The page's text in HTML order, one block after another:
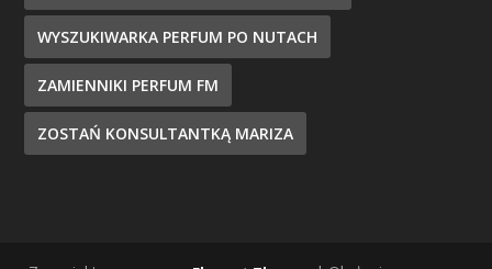
WYSZUKIWARKA PERFUM PO NUTACH
ZAMIENNIKI PERFUM FM
ZOSTAŃ KONSULTANTKĄ MARIZA